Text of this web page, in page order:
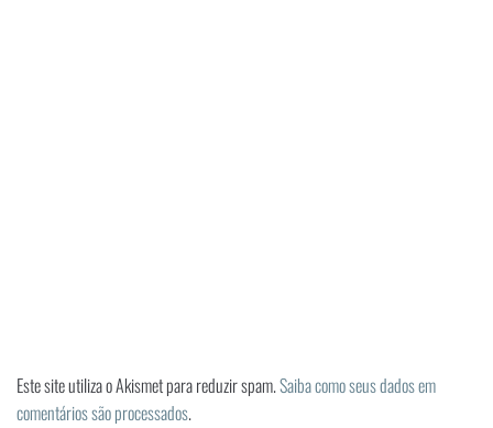
Este site utiliza o Akismet para reduzir spam.Saiba como seus dados em
comentários são processados.